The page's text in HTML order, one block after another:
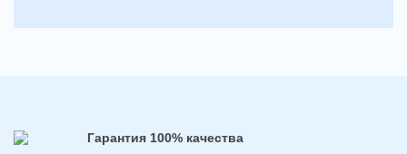
Гарантия 100% качества